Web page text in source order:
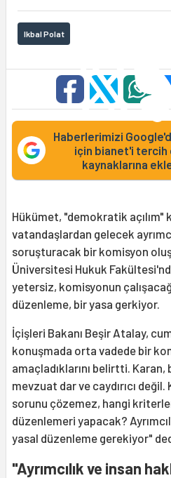
Ikbal Polat
Haberlerimizi
için bianet'i
kaynaklarına
Hükümet, "demokratik açılım"
vatandaşlardan gelecek
soruşturacak bir komisyon
Üniversitesi Hukuk
yetersiz, komisyonun
düzenleme, bir yasa gerkiyor.
İçişleri Bakanı Beşir Atalay,
konuşmada orta vadede bir
amaçladıklarını belirtti. Karan,
mevzuat dar ve caydırıcı
sorunu çözemez, hangi
düzenlemeri yapacak?
yasal düzenleme gerekiyor"
"Ayrımcılık ve insan